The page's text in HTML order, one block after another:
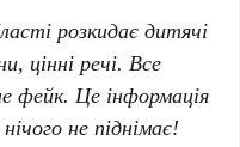
розкидає дитячі
цінні речі. Все
фейк. Це інформація
не піднімає!